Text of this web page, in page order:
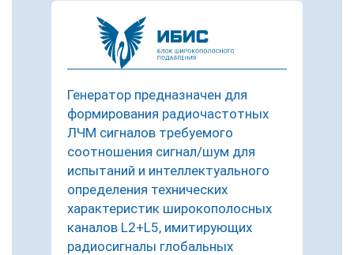
Генератор предназначен для
формирования радиочастотных
ЛЧМ сигналов требуемого
соотношения сигнал/шум для
испытаний и интеллектуального
определения технических
характеристик широкополосных
каналов L2+L5, имитирующих
радиосигналы глобальных